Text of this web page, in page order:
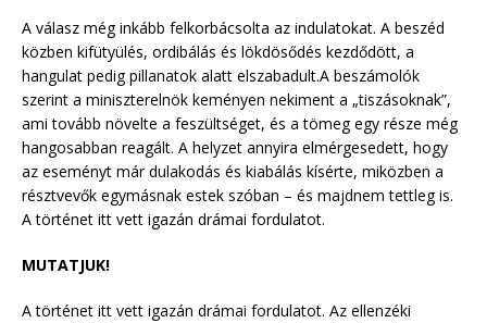
A válasz még inkább felkorbácsolta az indulatokat. A beszéd
közben kifütyülés, ordibálás és lökdösődés kezdődött, a
hangulat pedig pillanatok alatt elszabadult.A beszámolók
szerint a miniszterelnök keményen nekiment a „tiszásoknak”,
ami tovább növelte a feszültséget, és a tömeg egy része még
hangosabban reagált. A helyzet annyira elmérgesedett, hogy
az eseményt már dulakodás és kiabálás kísérte, miközben a
résztvevők egymásnak estek szóban – és majdnem tettleg is.
A történet itt vett igazán drámai fordulatot.
MUTATJUK!
A történet itt vett igazán drámai fordulatot. Az ellenzéki